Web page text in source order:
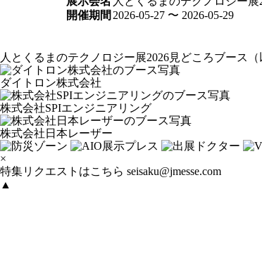
開催期間 2026-05-27 〜 2026-05-29
人とくるまのテクノロジー展2026見どころブース
ダイトロン株式会社
株式会社SPIエンジニアリング
株式会社日本レーザー
×
特集リクエストはこちら seisaku@jmesse.com
▲